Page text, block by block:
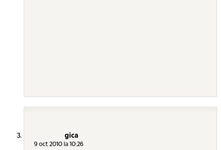
gica
9 oct 2010 la 10:26